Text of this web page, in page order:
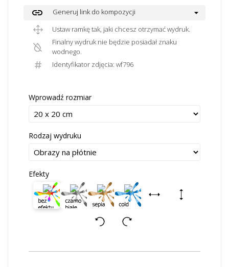
link
Generuj link do kompozycji
Ustaw ramkę tak, jaki chcesz otrzymać wydruk.
Finalny wydruk nie będzie posiadał znaku
wodnego.
Identyfikator zdjęcia: wf796
Wprowadź rozmiar
Rodzaj wydruku
Efekty